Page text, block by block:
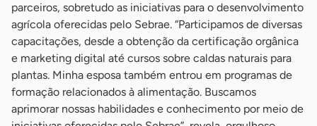
parceiros, sobretudo as iniciativas para o desenvolvimento
agrícola oferecidas pelo Sebrae. “Participamos de diversas
capacitações, desde a obtenção da certificação orgânica
e marketing digital até cursos sobre caldas naturais para
plantas. Minha esposa também entrou em programas de
formação relacionados à alimentação. Buscamos
aprimorar nossas habilidades e conhecimento por meio de